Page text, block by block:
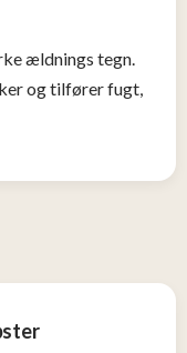
ældnings tegn.
og tilfører fugt,